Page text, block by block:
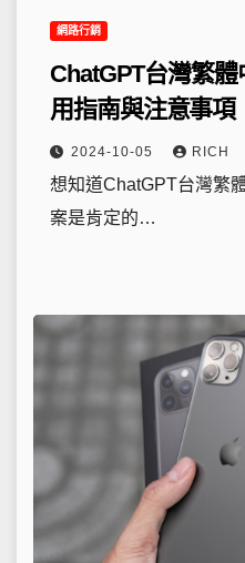
網路行銷
ChatGPT台灣繁
用指南與注意事項
2024-10-05 RICH
想知道ChatGPT台灣繁
案是肯定的…